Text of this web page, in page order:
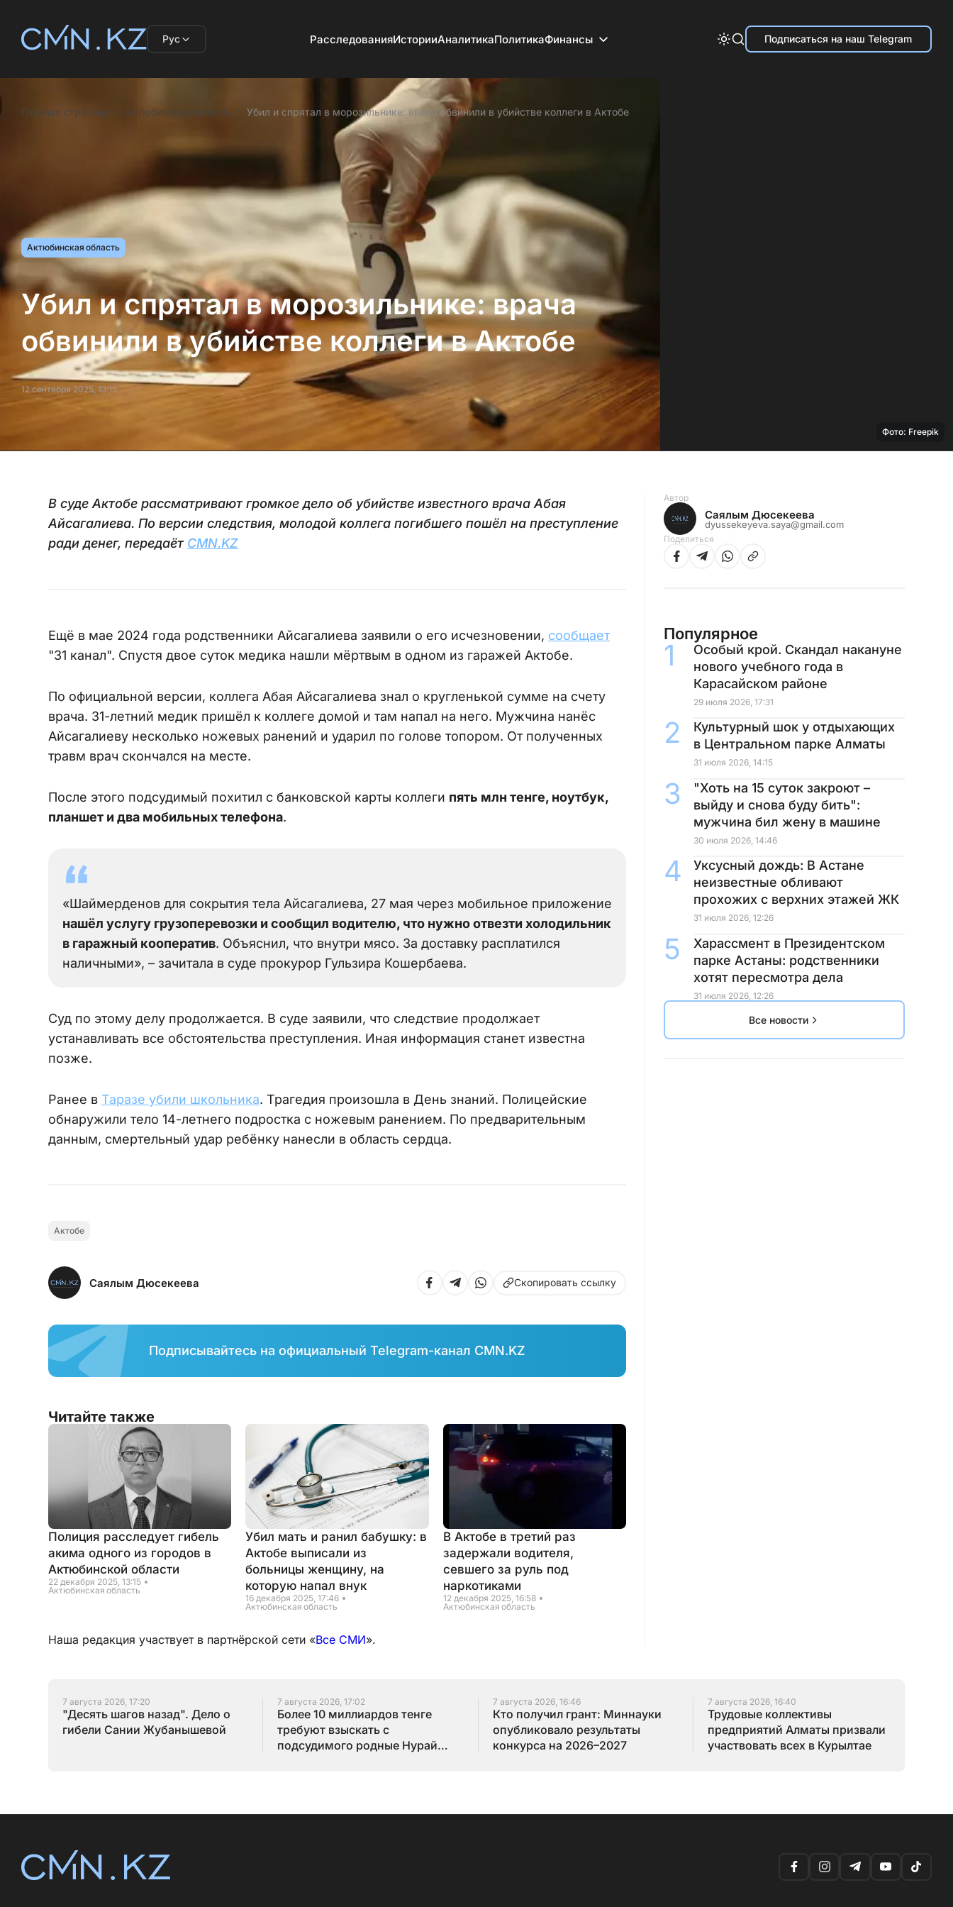
Рус РасследованияИсторииАналитикаПолитикаФинансы Подписаться на наш Telegram
Главная страница Актюбинская область Убил и спрятал в морозильнике: врача обвинили в убийстве коллеги в Актобе
Актюбинская область
Убил и спрятал в морозильнике: врача
обвинили в убийстве коллеги в Актобе
12 сентября 2025, 13:15
Фото: Freepik
В суде Актобе рассматривают громкое дело об убийстве известного врача Абая
Айсагалиева. По версии следствия, молодой коллега погибшего пошёл на преступление
ради денег, передаёт CMN.KZ
Ещё в мае 2024 года родственники Айсагалиева заявили о его исчезновении, сообщает
"31 канал". Спустя двое суток медика нашли мёртвым в одном из гаражей Актобе.
По официальной версии, коллега Абая Айсагалиева знал о кругленькой сумме на счету
врача. 31-летний медик пришёл к коллеге домой и там напал на него. Мужчина нанёс
Айсагалиеву несколько ножевых ранений и ударил по голове топором. От полученных
травм врач скончался на месте.
После этого подсудимый похитил с банковской карты коллеги пять млн тенге, ноутбук,
планшет и два мобильных телефона.
«Шаймерденов для сокрытия тела Айсагалиева, 27 мая через мобильное приложение
нашёл услугу грузоперевозки и сообщил водителю, что нужно отвезти холодильник
в гаражный кооператив. Объяснил, что внутри мясо. За доставку расплатился
наличными», – зачитала в суде прокурор Гульзира Кошербаева.
Суд по этому делу продолжается. В суде заявили, что следствие продолжает
устанавливать все обстоятельства преступления. Иная информация станет известна
позже.
Ранее в Таразе убили школьника. Трагедия произошла в День знаний. Полицейские
обнаружили тело 14-летнего подростка с ножевым ранением. По предварительным
данным, смертельный удар ребёнку нанесли в область сердца.
Актобе
Саялым Дюсекеева Скопировать ссылку
Подписывайтесь на официальный Telegram-канал CMN.KZ
Читайте также
Полиция расследует гибель
акима одного из городов в
Актюбинской области
22 декабря 2025, 13:15
Актюбинская область
Убил мать и ранил бабушку: в
Актобе выписали из
больницы женщину, на
которую напал внук
16 декабря 2025, 17:46
Актюбинская область
В Актобе в третий раз
задержали водителя,
севшего за руль под
наркотиками
12 декабря 2025, 16:58
Актюбинская область
Наша редакция участвует в партнёрской сети «Все СМИ».
Автор
Саялым Дюсекеева
dyussekeyeva.saya@gmail.com
Поделиться
Популярное
Особый крой. Скандал накануне
нового учебного года в
Карасайском районе
29 июля 2026, 17:31
Культурный шок у отдыхающих
в Центральном парке Алматы
31 июля 2026, 14:15
"Хоть на 15 суток закроют –
выйду и снова буду бить":
мужчина бил жену в машине
30 июля 2026, 14:46
Уксусный дождь: В Астане
неизвестные обливают
прохожих с верхних этажей ЖК
31 июля 2026, 12:26
Харассмент в Президентском
парке Астаны: родственники
хотят пересмотра дела
31 июля 2026, 12:26
Все новости
7 августа 2026, 17:20
"Десять шагов назад". Дело о
гибели Сании Жубанышевой
7 августа 2026, 17:02
Более 10 миллиардов тенге
требуют взыскать с
подсудимого родные Нурай
7 августа 2026, 16:46
Кто получил грант: Миннауки
опубликовало результаты
конкурса на 2026–2027
7 августа 2026, 16:40
Трудовые коллективы
предприятий Алматы призвали
участвовать всех в Курылтае